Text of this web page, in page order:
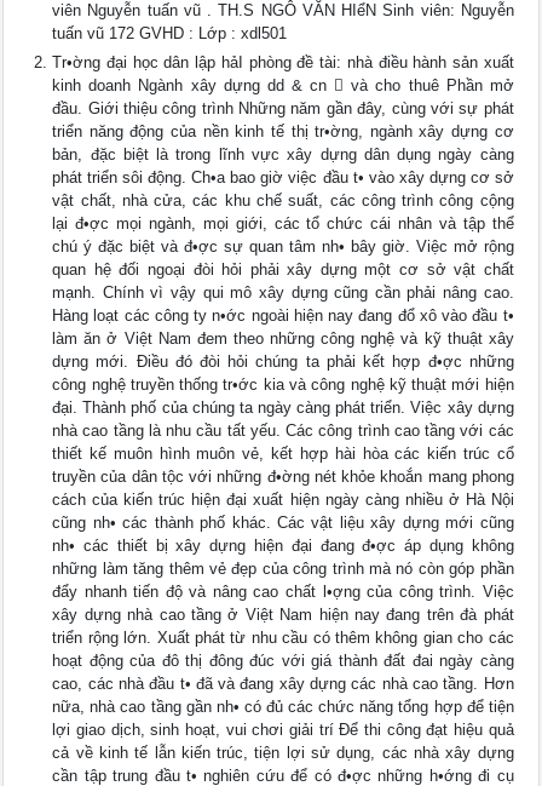
viên Nguyễn tuấn vũ . TH.S NGÔ VĂN HIểN Sinh viên: Nguyễn
tuấn vũ 172 GVHD : Lớp : xdl501
Tr•ờng đại học dân lập hảI phòng đề tài: nhà điều hành sản xuất
kinh doanh Ngành xây dựng dd & cn  và cho thuê Phần mở
đầu. Giới thiệu công trình Những năm gần đây, cùng với sự phát
triển năng động của nền kinh tế thị tr•ờng, ngành xây dựng cơ
bản, đặc biệt là trong lĩnh vực xây dựng dân dụng ngày càng
phát triển sôi động. Ch•a bao giờ việc đầu t• vào xây dựng cơ sở
vật chất, nhà cửa, các khu chế suất, các công trình công cộng
lại đ•ợc mọi ngành, mọi giới, các tổ chức cái nhân và tập thể
chú ý đặc biệt và đ•ợc sự quan tâm nh• bây giờ. Việc mở rộng
quan hệ đối ngoại đòi hỏi phải xây dựng một cơ sở vật chất
mạnh. Chính vì vậy qui mô xây dựng cũng cần phải nâng cao.
Hàng loạt các công ty n•ớc ngoài hiện nay đang đổ xô vào đầu t•
làm ăn ở Việt Nam đem theo những công nghệ và kỹ thuật xây
dựng mới. Điều đó đòi hỏi chúng ta phải kết hợp đ•ợc những
công nghệ truyền thống tr•ớc kia và công nghệ kỹ thuật mới hiện
đại. Thành phố của chúng ta ngày càng phát triển. Việc xây dựng
nhà cao tầng là nhu cầu tất yếu. Các công trình cao tầng với các
thiết kế muôn hình muôn vẻ, kết hợp hài hòa các kiến trúc cổ
truyền của dân tộc với những đ•ờng nét khỏe khoắn mang phong
cách của kiến trúc hiện đại xuất hiện ngày càng nhiều ở Hà Nội
cũng nh• các thành phố khác. Các vật liệu xây dựng mới cũng
nh• các thiết bị xây dựng hiện đại đang đ•ợc áp dụng không
những làm tăng thêm vẻ đẹp của công trình mà nó còn góp phần
đẩy nhanh tiến độ và nâng cao chất l•ợng của công trình. Việc
xây dựng nhà cao tầng ở Việt Nam hiện nay đang trên đà phát
triển rộng lớn. Xuất phát từ nhu cầu có thêm không gian cho các
hoạt động của đô thị đông đúc với giá thành đất đai ngày càng
cao, các nhà đầu t• đã và đang xây dựng các nhà cao tầng. Hơn
nữa, nhà cao tầng gần nh• có đủ các chức năng tổng hợp để tiện
lợi giao dịch, sinh hoạt, vui chơi giải trí Để thi công đạt hiệu quả
cả về kinh tế lẫn kiến trúc, tiện lợi sử dụng, các nhà xây dựng
cần tập trung đầu t• nghiên cứu để có đ•ợc những h•ớng đi cụ